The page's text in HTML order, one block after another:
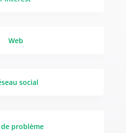
Web
social
problème